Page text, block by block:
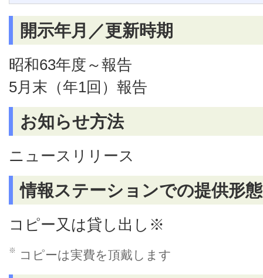
開示年月／更新時期
昭和63年度～報告
5月末（年1回）報告
お知らせ方法
ニュースリリース
情報ステーションでの提供形態
コピー又は貸し出し※
※ コピーは実費を頂戴します